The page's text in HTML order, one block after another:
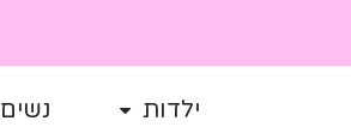
ילדות נשים